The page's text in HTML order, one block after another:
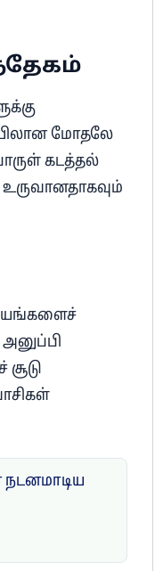
மோதலே
கடத்தல்
நடனமாடிய